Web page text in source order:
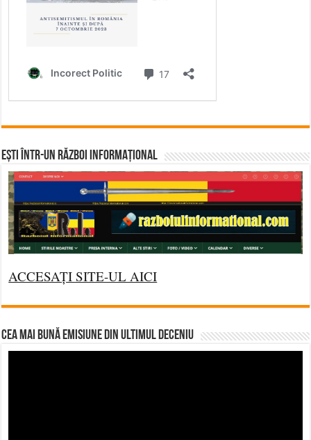
Ești într-un RĂZBOI INFORMAȚIONAL
ACCESAȚI SITE-UL AICI
CEA MAI BUNĂ EMISIUNE DIN ULTIMUL DECENIU